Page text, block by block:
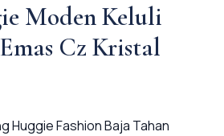
Moden Keluli
Cz Kristal
Huggie Fashion Baja Tahan